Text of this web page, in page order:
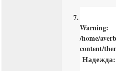
Warning:
/home/
content/
Надежда: